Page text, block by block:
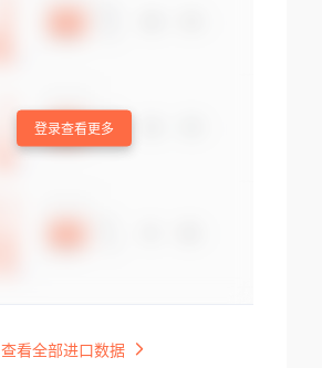
登录查看更多
查看全部进口数据